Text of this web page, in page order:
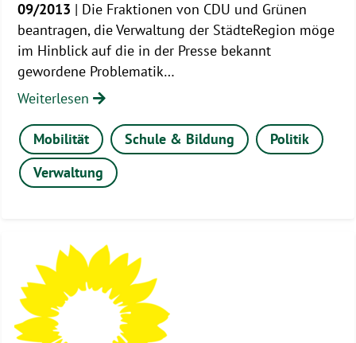
09/2013 | Die Fraktionen von CDU und Grünen
beantragen, die Verwaltung der StädteRegion möge
im Hinblick auf die in der Presse bekannt
gewordene Problematik…
Weiterlesen
Mobilität Schule & Bildung
Politik
Verwaltung